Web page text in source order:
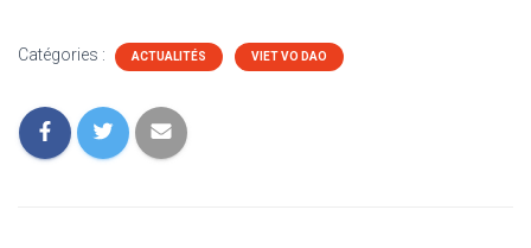
Catégories : ACTUALITÉS VIET VO DAO